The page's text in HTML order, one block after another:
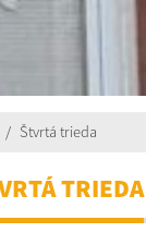
Štvrtá trieda
TRIEDA